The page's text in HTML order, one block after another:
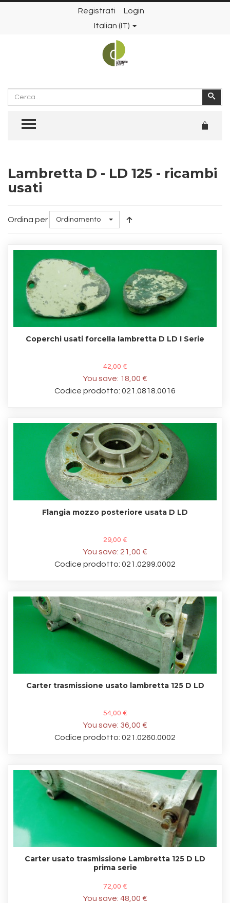
Registrati
Login
Italian (IT)
Cerca
TOGGLE MENU
Lambretta D - LD 125 - ricambi
usati
Ordina per Ordinamento
Coperchi usati forcella lambretta D LD I Serie
42,00 €
You save: 18,00 €
Codice prodotto: 021.0818.0016
Flangia mozzo posteriore usata D LD
29,00 €
You save: 21,00 €
Codice prodotto: 021.0299.0002
Carter trasmissione usato lambretta 125 D LD
54,00 €
You save: 36,00 €
Codice prodotto: 021.0260.0002
Carter usato trasmissione Lambretta 125 D LD
prima serie
72,00 €
You save: 48,00 €